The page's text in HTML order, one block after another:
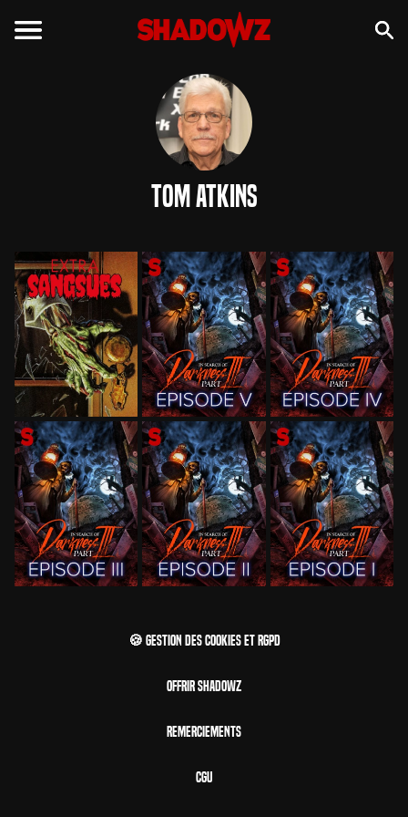
Tom Atkins
🍪 Gestion des cookies et RGPD
Offrir Shadowz
Remerciements
CGU